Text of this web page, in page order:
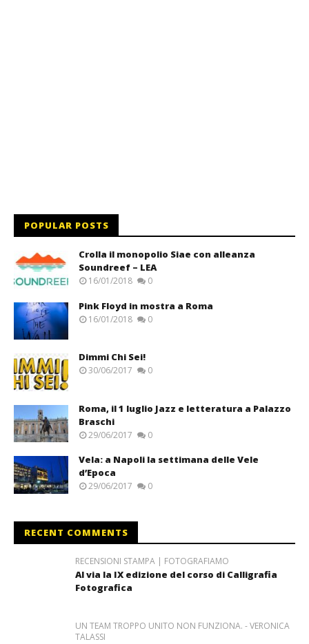
POPULAR POSTS
Crolla il monopolio Siae con alleanza
Soundreef – LEA
16/01/2018 0
Pink Floyd in mostra a Roma
16/01/2018 0
Dimmi Chi Sei!
30/06/2017 0
Roma, il 1 luglio Jazz e letteratura a Palazzo
Braschi
29/06/2017 0
Vela: a Napoli la settimana delle Vele
d’Epoca
29/06/2017 0
RECENT COMMENTS
RECENSIONI STAMPA | FOTOGRAFIAMO
Al via la IX edizione del corso di Calligrafia
Fotografica
UN TEAM TROPPO UNITO NON FUNZIONA. - VERONICA
TALASSI